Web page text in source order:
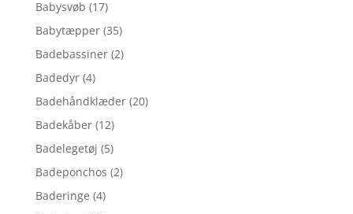
Babysvøb (17)
Babytæpper (35)
Badebassiner (2)
Badedyr (4)
Badehåndklæder (20)
Badekåber (12)
Badelegetøj (5)
Badeponchos (2)
Baderinge (4)